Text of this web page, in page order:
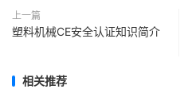
上一篇
塑料机械CE安全认证知识简介
相关推荐